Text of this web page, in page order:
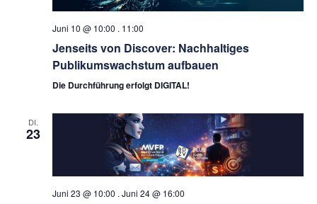
Juni 10 @ 10:00 . 11:00
Jenseits von Discover: Nachhaltiges
Publikumswachstum aufbauen
Die Durchführung erfolgt DIGITAL!
DI.
23
Juni 23 @ 10:00 . Juni 24 @ 16:00